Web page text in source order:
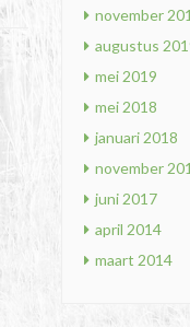
november
augustus
mei 2019
mei 2018
januari 2018
november
juni 2017
april 2014
maart 2014